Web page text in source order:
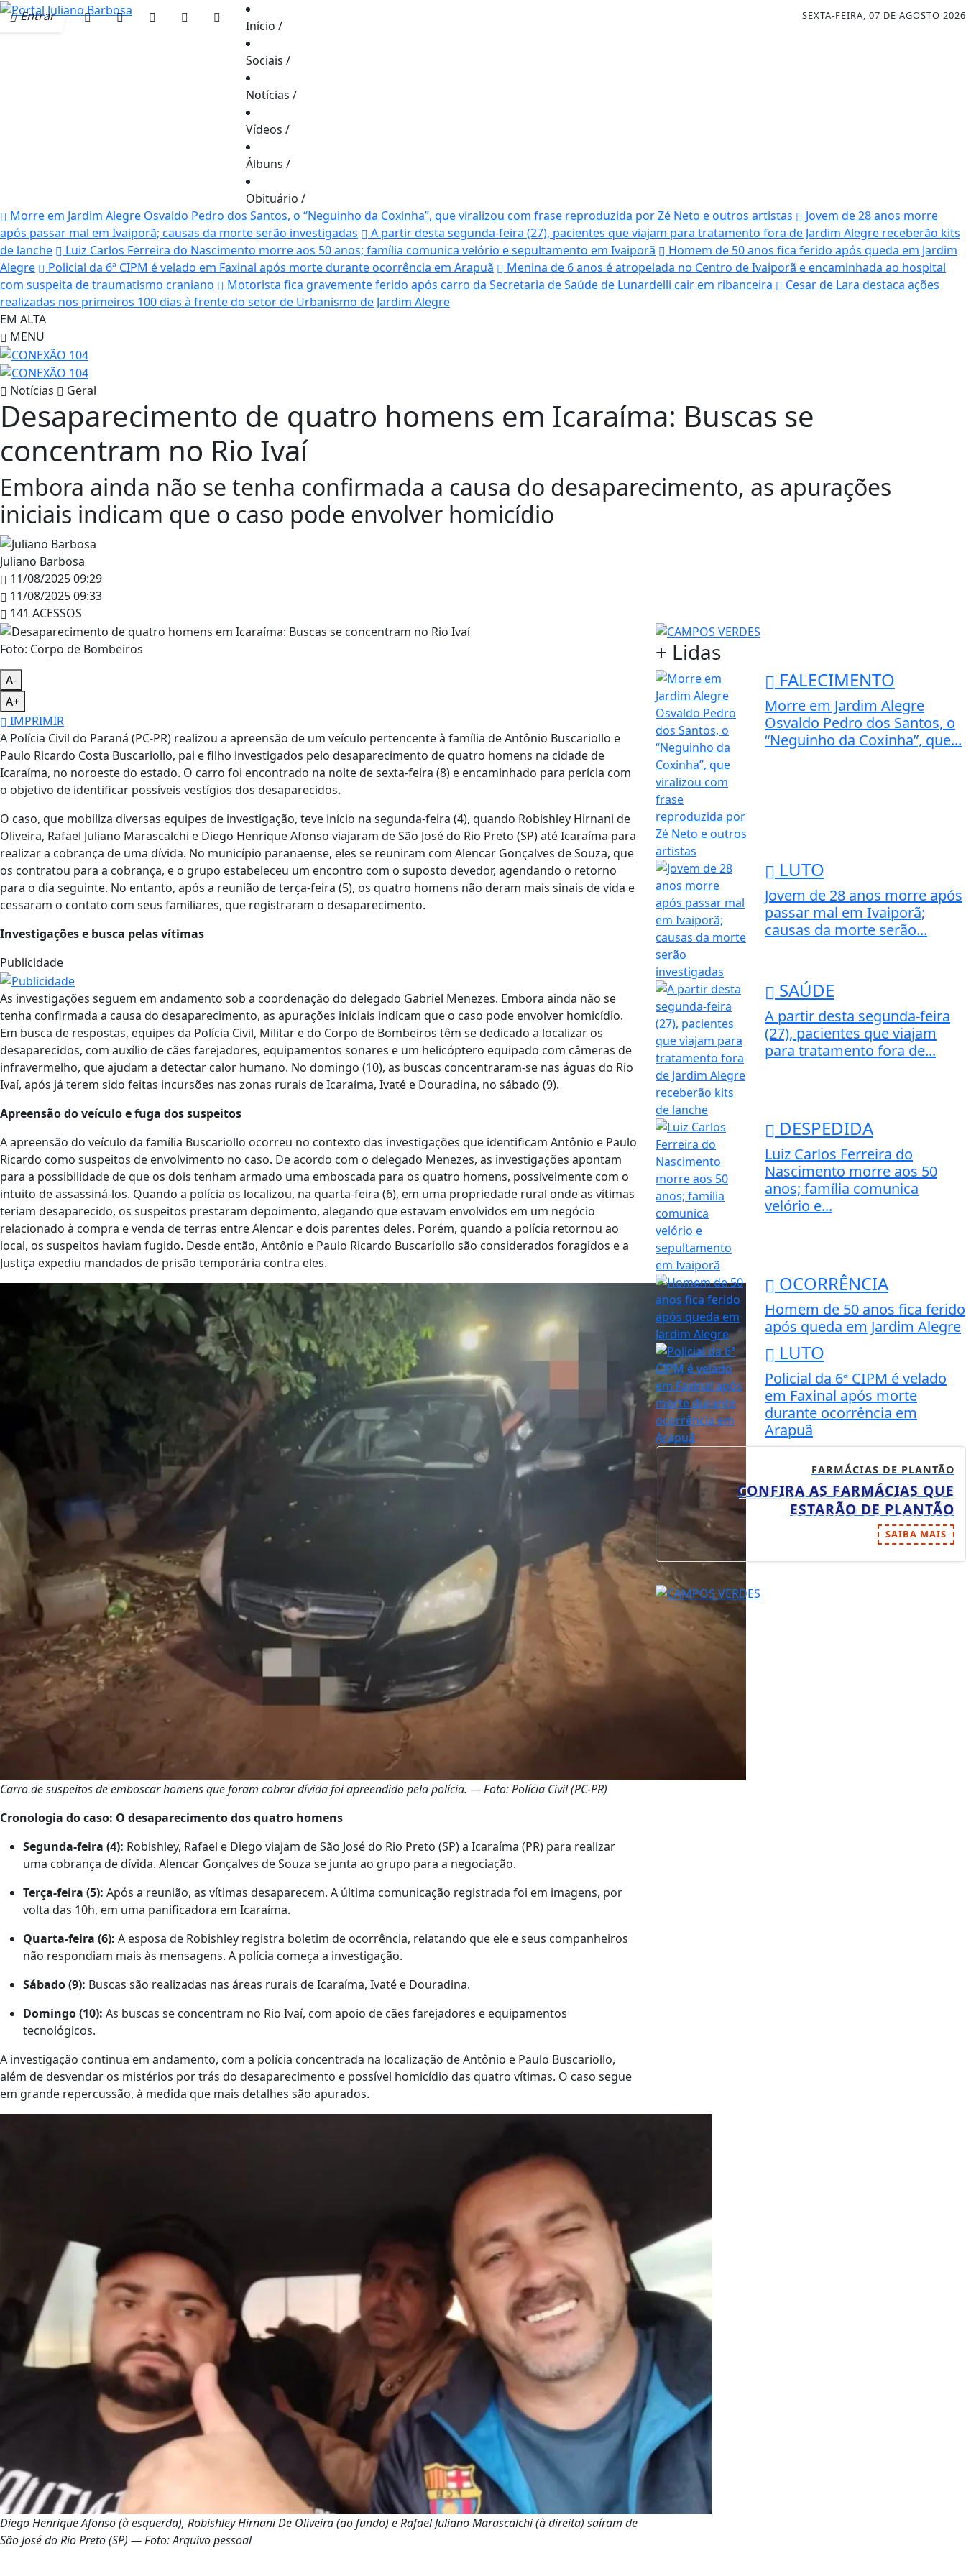
Entrar SEXTA-FEIRA, 07 DE AGOSTO 2026
Início /
Sociais /
Notícias /
Vídeos /
Álbuns /
Obituário /
Morre em Jardim Alegre Osvaldo Pedro dos Santos, o “Neguinho da Coxinha”, que viralizou com frase reproduzida por Zé Neto e outros artistas
Jovem de 28 anos morre
após passar mal em Ivaiporã; causas da morte serão investigadas
A partir desta segunda-feira (27), pacientes que viajam para tratamento fora de Jardim Alegre receberão kits
de lanche
Luiz Carlos Ferreira do Nascimento morre aos 50 anos; família comunica velório e sepultamento em Ivaiporã
Homem de 50 anos fica ferido após queda em Jardim
Alegre
Policial da 6ª CIPM é velado em Faxinal após morte durante ocorrência em Arapuã
Menina de 6 anos é atropelada no Centro de Ivaiporã e encaminhada ao hospital
com suspeita de traumatismo craniano
Motorista fica gravemente ferido após carro da Secretaria de Saúde de Lunardelli cair em ribanceira
Cesar de Lara destaca ações
realizadas nos primeiros 100 dias à frente do setor de Urbanismo de Jardim Alegre
EM ALTA
MENU
Notícias Geral
Desaparecimento de quatro homens em Icaraíma: Buscas se
concentram no Rio Ivaí
Embora ainda não se tenha confirmada a causa do desaparecimento, as apurações
iniciais indicam que o caso pode envolver homicídio
Juliano Barbosa
11/08/2025 09:29
11/08/2025 09:33
141 ACESSOS
Foto: Corpo de Bombeiros
A-
A+
IMPRIMIR
A Polícia Civil do Paraná (PC-PR) realizou a apreensão de um veículo pertencente à família de Antônio Buscariollo e
Paulo Ricardo Costa Buscariollo, pai e filho investigados pelo desaparecimento de quatro homens na cidade de
Icaraíma, no noroeste do estado. O carro foi encontrado na noite de sexta-feira (8) e encaminhado para perícia com
o objetivo de identificar possíveis vestígios dos desaparecidos.
O caso, que mobiliza diversas equipes de investigação, teve início na segunda-feira (4), quando Robishley Hirnani de
Oliveira, Rafael Juliano Marascalchi e Diego Henrique Afonso viajaram de São José do Rio Preto (SP) até Icaraíma para
realizar a cobrança de uma dívida. No município paranaense, eles se reuniram com Alencar Gonçalves de Souza, que
os contratou para a cobrança, e o grupo estabeleceu um encontro com o suposto devedor, agendando o retorno
para o dia seguinte. No entanto, após a reunião de terça-feira (5), os quatro homens não deram mais sinais de vida e
cessaram o contato com seus familiares, que registraram o desaparecimento.
Investigações e busca pelas vítimas
Publicidade
As investigações seguem em andamento sob a coordenação do delegado Gabriel Menezes. Embora ainda não se
tenha confirmada a causa do desaparecimento, as apurações iniciais indicam que o caso pode envolver homicídio.
Em busca de respostas, equipes da Polícia Civil, Militar e do Corpo de Bombeiros têm se dedicado a localizar os
desaparecidos, com auxílio de cães farejadores, equipamentos sonares e um helicóptero equipado com câmeras de
infravermelho, que ajudam a detectar calor humano. No domingo (10), as buscas concentraram-se nas águas do Rio
Ivaí, após já terem sido feitas incursões nas zonas rurais de Icaraíma, Ivaté e Douradina, no sábado (9).
Apreensão do veículo e fuga dos suspeitos
A apreensão do veículo da família Buscariollo ocorreu no contexto das investigações que identificam Antônio e Paulo
Ricardo como suspeitos de envolvimento no caso. De acordo com o delegado Menezes, as investigações apontam
para a possibilidade de que os dois tenham armado uma emboscada para os quatro homens, possivelmente com o
intuito de assassiná-los. Quando a polícia os localizou, na quarta-feira (6), em uma propriedade rural onde as vítimas
teriam desaparecido, os suspeitos prestaram depoimento, alegando que estavam envolvidos em um negócio
relacionado à compra e venda de terras entre Alencar e dois parentes deles. Porém, quando a polícia retornou ao
local, os suspeitos haviam fugido. Desde então, Antônio e Paulo Ricardo Buscariollo são considerados foragidos e a
Justiça expediu mandados de prisão temporária contra eles.
Carro de suspeitos de emboscar homens que foram cobrar dívida foi apreendido pela polícia. — Foto: Polícia Civil (PC-PR)
Cronologia do caso: O desaparecimento dos quatro homens
Segunda-feira (4): Robishley, Rafael e Diego viajam de São José do Rio Preto (SP) a Icaraíma (PR) para realizar
uma cobrança de dívida. Alencar Gonçalves de Souza se junta ao grupo para a negociação.
Terça-feira (5): Após a reunião, as vítimas desaparecem. A última comunicação registrada foi em imagens, por
volta das 10h, em uma panificadora em Icaraíma.
Quarta-feira (6): A esposa de Robishley registra boletim de ocorrência, relatando que ele e seus companheiros
não respondiam mais às mensagens. A polícia começa a investigação.
Sábado (9): Buscas são realizadas nas áreas rurais de Icaraíma, Ivaté e Douradina.
Domingo (10): As buscas se concentram no Rio Ivaí, com apoio de cães farejadores e equipamentos
tecnológicos.
A investigação continua em andamento, com a polícia concentrada na localização de Antônio e Paulo Buscariollo,
além de desvendar os mistérios por trás do desaparecimento e possível homicídio das quatro vítimas. O caso segue
em grande repercussão, à medida que mais detalhes são apurados.
Diego Henrique Afonso (à esquerda), Robishley Hirnani De Oliveira (ao fundo) e Rafael Juliano Marascalchi (à direita) saíram de
São José do Rio Preto (SP) — Foto: Arquivo pessoal
+ Lidas
FALECIMENTO
Morre em Jardim Alegre
Osvaldo Pedro dos Santos, o
“Neguinho da Coxinha”, que...
LUTO
Jovem de 28 anos morre após
passar mal em Ivaiporã;
causas da morte serão...
SAÚDE
A partir desta segunda-feira
(27), pacientes que viajam
para tratamento fora de...
DESPEDIDA
Luiz Carlos Ferreira do
Nascimento morre aos 50
anos; família comunica
velório e...
OCORRÊNCIA
Homem de 50 anos fica ferido
após queda em Jardim Alegre
LUTO
Policial da 6ª CIPM é velado
em Faxinal após morte
durante ocorrência em
Arapuã
FARMÁCIAS DE PLANTÃO
CONFIRA AS FARMÁCIAS QUE
ESTARÃO DE PLANTÃO
SAIBA MAIS